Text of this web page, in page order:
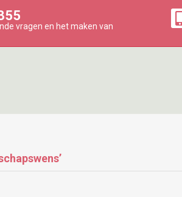
vragen en het maken van